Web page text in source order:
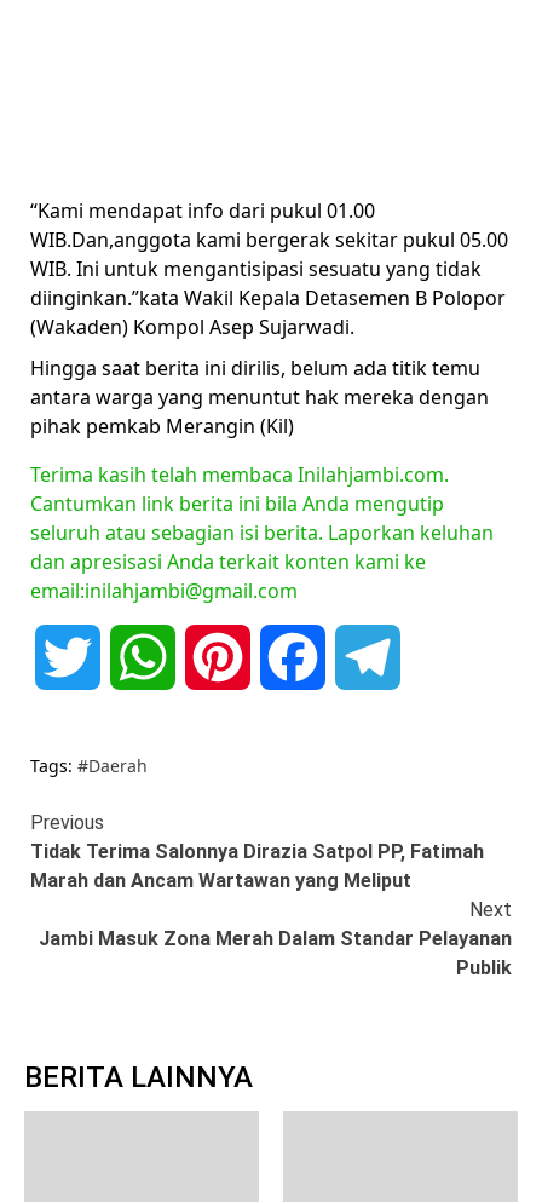
“Kami mendapat info dari pukul 01.00
WIB.Dan,anggota kami bergerak sekitar pukul 05.00
WIB. Ini untuk mengantisipasi sesuatu yang tidak
diinginkan.”kata Wakil Kepala Detasemen B Polopor
(Wakaden) Kompol Asep Sujarwadi.
Hingga saat berita ini dirilis, belum ada titik temu
antara warga yang menuntut hak mereka dengan
pihak pemkab Merangin (Kil)
Terima kasih telah membaca Inilahjambi.com.
Cantumkan link berita ini bila Anda mengutip
seluruh atau sebagian isi berita. Laporkan keluhan
dan apresisasi Anda terkait konten kami ke
email:inilahjambi@gmail.com
Twitter WhatsAppPinterest Facebook
Tags: #Daerah
Continue
Reading
Previous
Tidak Terima Salonnya Dirazia Satpol PP, Fatimah
Marah dan Ancam Wartawan yang Meliput
Next
Jambi Masuk Zona Merah Dalam Standar Pelayanan
Publik
BERITA LAINNYA